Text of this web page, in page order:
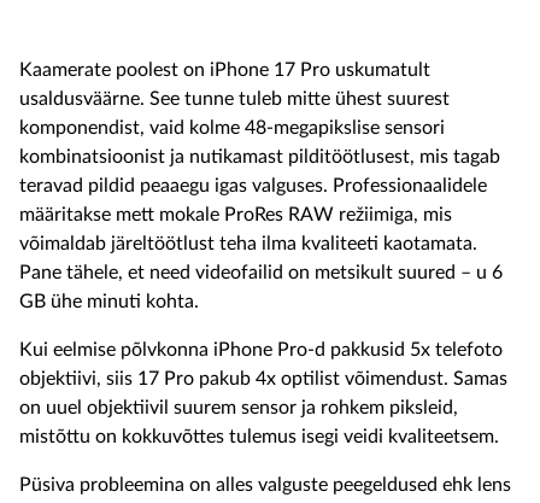
Kaamerate poolest on iPhone 17 Pro uskumatult
usaldusväärne. See tunne tuleb mitte ühest suurest
komponendist, vaid kolme 48-megapikslise sensori
kombinatsioonist ja nutikamast pilditöötlusest, mis tagab
teravad pildid peaaegu igas valguses. Professionaalidele
määritakse mett mokale ProRes RAW režiimiga, mis
võimaldab järeltöötlust teha ilma kvaliteeti kaotamata.
Pane tähele, et need videofailid on metsikult suured – u 6
GB ühe minuti kohta.
Kui eelmise põlvkonna iPhone Pro-d pakkusid 5x telefoto
objektiivi, siis 17 Pro pakub 4x optilist võimendust. Samas
on uuel objektiivil suurem sensor ja rohkem piksleid,
mistõttu on kokkuvõttes tulemus isegi veidi kvaliteetsem.
Püsiva probleemina on alles valguste peegeldused ehk lens